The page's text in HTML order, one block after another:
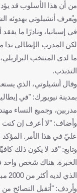
من أن هذا الأسلوب قد
ويُعرف أنشيلوتي بهدوئه
في إسبانيا، ونادرًا ما
لكن المدرب الإيطالي
ما لدى المنتخب
التذبذب.
بمدينة نيويورك: "في
مدربين، وجميع النساء
وأضاف: "لا أعرف إن كنت
عليّ في هذا الأمر. المؤكد
وتابع: "قد لا يكون ذلك
الخبرة. هناك شخص واحد
الذي لديه أكثر من 2000 مباراة".
وأردف: "أتقبل النصائح